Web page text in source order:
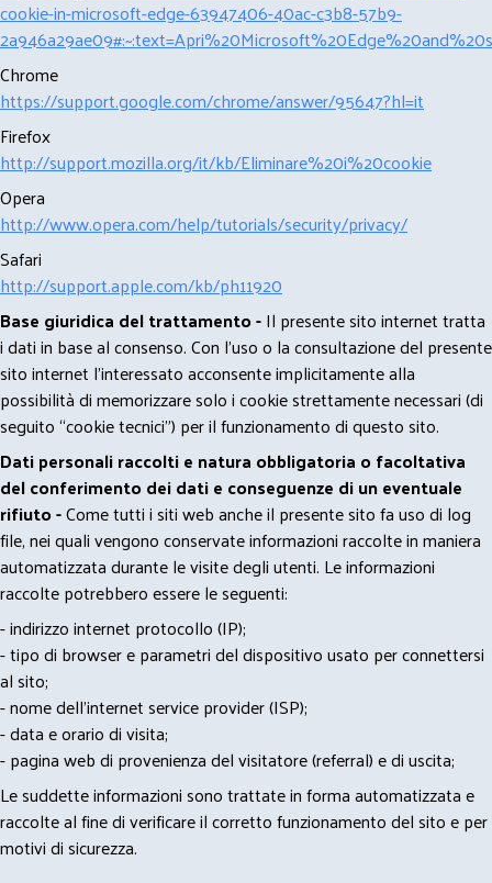
cookie-in-microsoft-edge-63947406-40ac-c3b8-57b9-
Chrome
https://support.google.com/chrome/answer/95647?hl=it
Firefox
http://support.mozilla.org/it/kb/Eliminare%20i%20cookie
Opera
http://www.opera.com/help/tutorials/security/privacy/
Safari
http://support.apple.com/kb/ph11920
Base giuridica del trattamento -Il presente sito internet tratta
i dati in base al consenso. Con l'uso o la consultazione del presente
sito internet l’interessato acconsente implicitamente alla
possibilità di memorizzare solo i cookie strettamente necessari (di
seguito “cookie tecnici”) per il funzionamento di questo sito.
Dati personali raccolti e natura obbligatoria o facoltativa
del conferimento dei dati e conseguenze di un eventuale
rifiuto -Come tutti i siti web anche il presente sito fa uso di log
file, nei quali vengono conservate informazioni raccolte in maniera
automatizzata durante le visite degli utenti. Le informazioni
raccolte potrebbero essere le seguenti:
- indirizzo internet protocollo (IP);
- tipo di browser e parametri del dispositivo usato per connettersi
al sito;
- nome dell'internet service provider (ISP);
- data e orario di visita;
- pagina web di provenienza del visitatore (referral) e di uscita;
Le suddette informazioni sono trattate in forma automatizzata e
raccolte al fine di verificare il corretto funzionamento del sito e per
motivi di sicurezza.